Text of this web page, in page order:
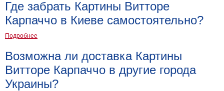
В
спальню
Природа
Мерилин
Мотивирующие
Города
Нью
Где забрать Картины Витторе
Карпаччо в Киеве самостоятельно?
Подробнее
Возможна ли доставка Картины
Витторе Карпаччо в другие города
Украины?